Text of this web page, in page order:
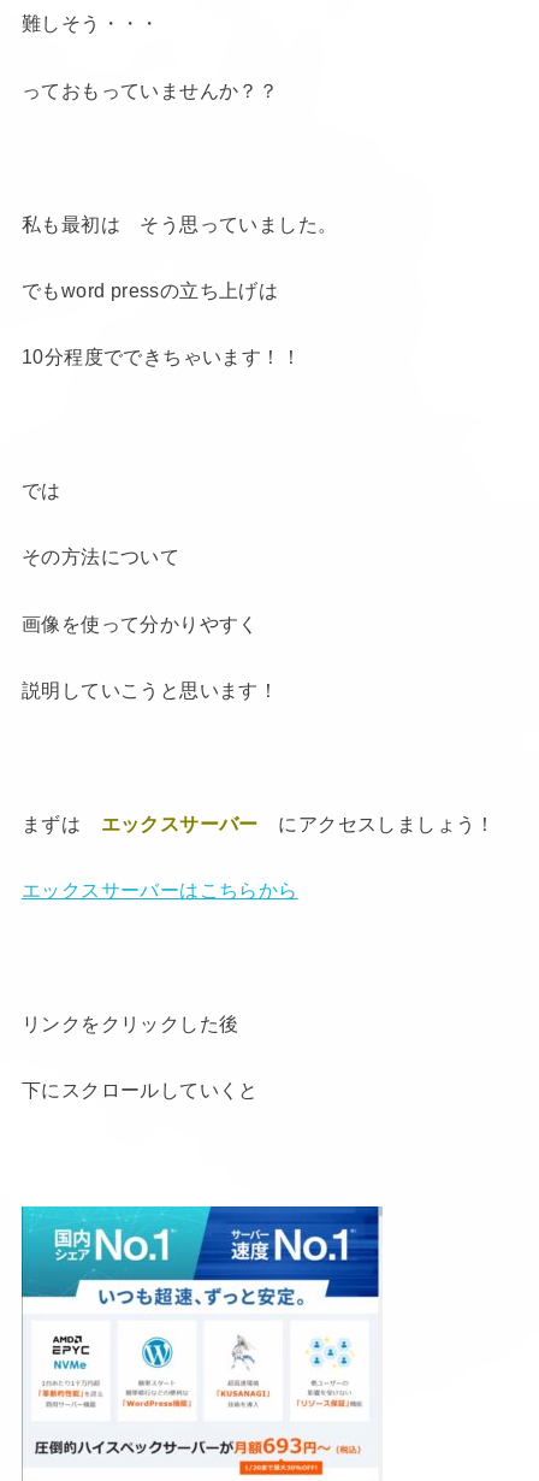
難しそう・・・
っておもっていませんか？？
私も最初は そう思っていました。
でもword pressの立ち上げは
10分程度でできちゃいます！！
では
その方法について
画像を使って分かりやすく
説明していこうと思います！
まずは エックスサーバー にアクセスしましょう！
エックスサーバーはこちらから
リンクをクリックした後
下にスクロールしていくと